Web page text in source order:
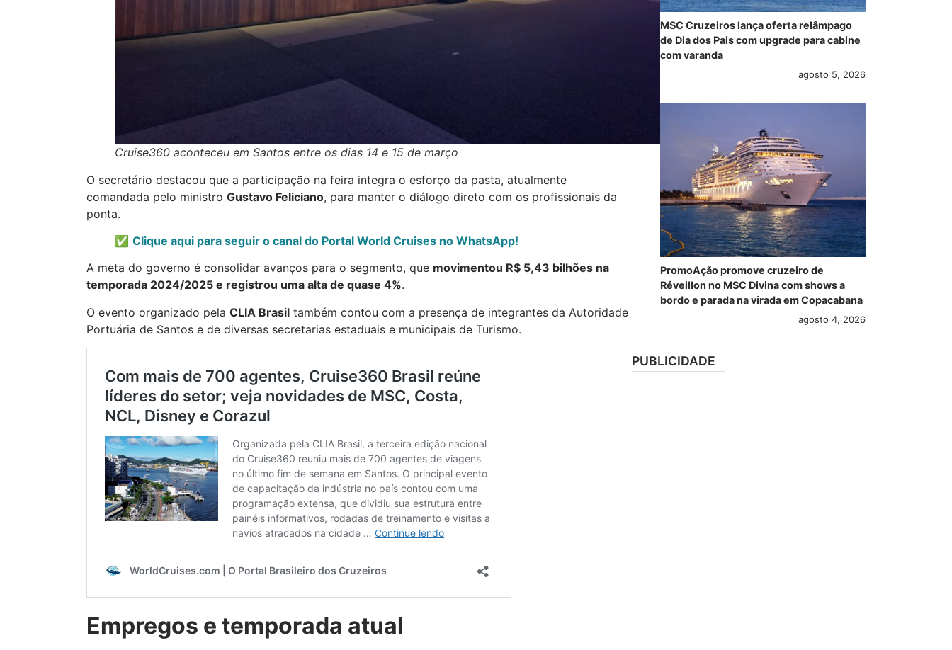
Cruise360 aconteceu em Santos entre os dias 14 e 15 de março
O secretário destacou que a participação na feira integra o esforço da pasta, atualmente
comandada pelo ministro Gustavo Feliciano, para manter o diálogo direto com os profissionais da
ponta.
✅ Clique aqui para seguir o canal do Portal World Cruises no WhatsApp!
A meta do governo é consolidar avanços para o segmento, que movimentou R$ 5,43 bilhões na
temporada 2024/2025 e registrou uma alta de quase 4%.
O evento organizado pela CLIA Brasil também contou com a presença de integrantes da Autoridade
Portuária de Santos e de diversas secretarias estaduais e municipais de Turismo.
Empregos e temporada atual
MSC Cruzeiros lança oferta relâmpago
de Dia dos Pais com upgrade para cabine
com varanda
agosto 5, 2026
PromoAção promove cruzeiro de
Réveillon no MSC Divina com shows a
bordo e parada na virada em Copacabana
agosto 4, 2026
PUBLICIDADE